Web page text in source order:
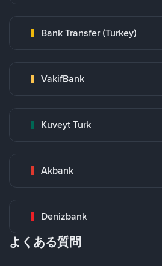
Bank Transfer (Turkey)
VakifBank
Kuveyt Turk
Akbank
Denizbank
よくある質問